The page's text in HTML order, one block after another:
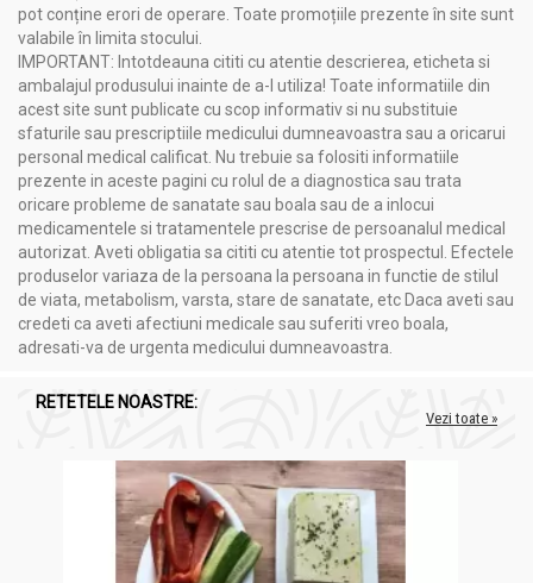
pot conține erori de operare. Toate promoțiile prezente în site sunt
valabile în limita stocului.
IMPORTANT: Intotdeauna cititi cu atentie descrierea, eticheta si
ambalajul produsului inainte de a-l utiliza! Toate informatiile din
acest site sunt publicate cu scop informativ si nu substituie
sfaturile sau prescriptiile medicului dumneavoastra sau a oricarui
personal medical calificat. Nu trebuie sa folositi informatiile
prezente in aceste pagini cu rolul de a diagnostica sau trata
oricare probleme de sanatate sau boala sau de a inlocui
medicamentele si tratamentele prescrise de persoanalul medical
autorizat. Aveti obligatia sa cititi cu atentie tot prospectul. Efectele
produselor variaza de la persoana la persoana in functie de stilul
de viata, metabolism, varsta, stare de sanatate, etc Daca aveti sau
credeti ca aveti afectiuni medicale sau suferiti vreo boala,
adresati-va de urgenta medicului dumneavoastra.
RETETELE NOASTRE:
Vezi toate »